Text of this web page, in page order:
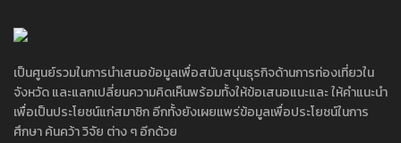
เป็นศูนย์รวมในการนำเสนอข้อมูลเพื่อสนับสนุนธุรกิจด้านการท่องเที่ยวใน
จังหวัด และแลกเปลี่ยนความคิดเห็นพร้อมทั้งให้ข้อเสนอแนะและ ให้คำแนะนำ
เพื่อเป็นประโยชน์แก่สมาชิก อีกทั้งยังเผยแพร่ข้อมูลเพื่อประโยชน์ในการ
ศึกษา ค้นคว้า วิจัย ต่าง ๆ อีกด้วย